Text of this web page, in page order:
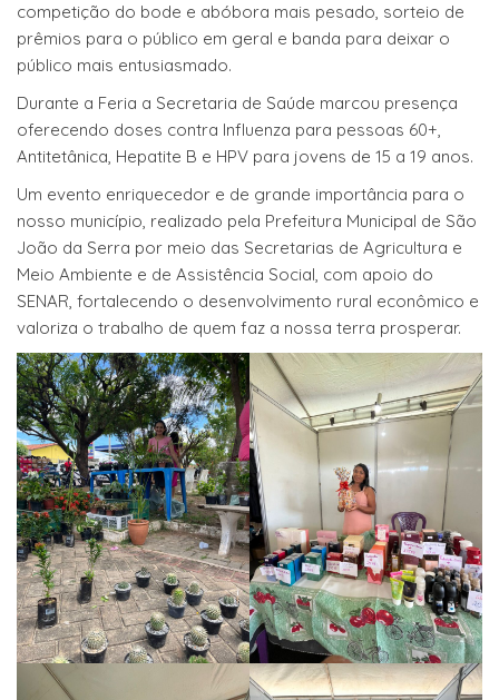
competição do bode e abóbora mais pesado, sorteio de
prêmios para o público em geral e banda para deixar o
público mais entusiasmado.
Durante a Feria a Secretaria de Saúde marcou presença
oferecendo doses contra Influenza para pessoas 60+,
Antitetânica, Hepatite B e HPV para jovens de 15 a 19 anos.
Um evento enriquecedor e de grande importância para o
nosso município, realizado pela Prefeitura Municipal de São
João da Serra por meio das Secretarias de Agricultura e
Meio Ambiente e de Assistência Social, com apoio do
SENAR, fortalecendo o desenvolvimento rural econômico e
valoriza o trabalho de quem faz a nossa terra prosperar.